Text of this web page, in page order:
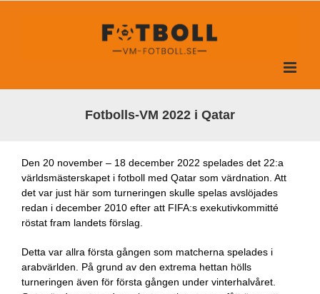
Fotbolls-VM 2022 i Qatar
Den 20 november – 18 december 2022 spelades det 22:a
världsmästerskapet i fotboll med Qatar som värdnation. Att
det var just här som turneringen skulle spelas avslöjades
redan i december 2010 efter att FIFA:s exekutivkommitté
röstat fram landets förslag.
Detta var allra första gången som matcherna spelades i
arabvärlden. På grund av den extrema hettan hölls
turneringen även för första gången under vinterhalvåret.